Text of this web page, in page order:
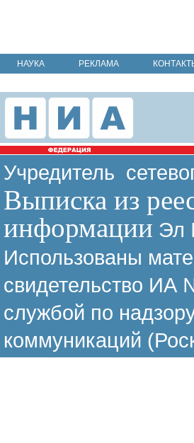
НАУКА РЕКЛАМА
Учредитель
Выписка из
информации Эл
Использованы
свидетельство ИА
службой по
коммуникаций